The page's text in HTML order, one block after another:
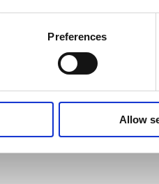
Preferences
Allow
des difficultés techniques qui
sommes en train d'enquêter sur ce
de Paris)